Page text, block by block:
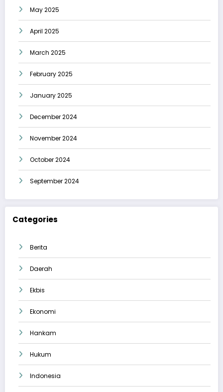
May 2025
April 2025
March 2025
February 2025
January 2025
December 2024
November 2024
October 2024
September 2024
Categories
Berita
Daerah
Ekbis
Ekonomi
Hankam
Hukum
Indonesia